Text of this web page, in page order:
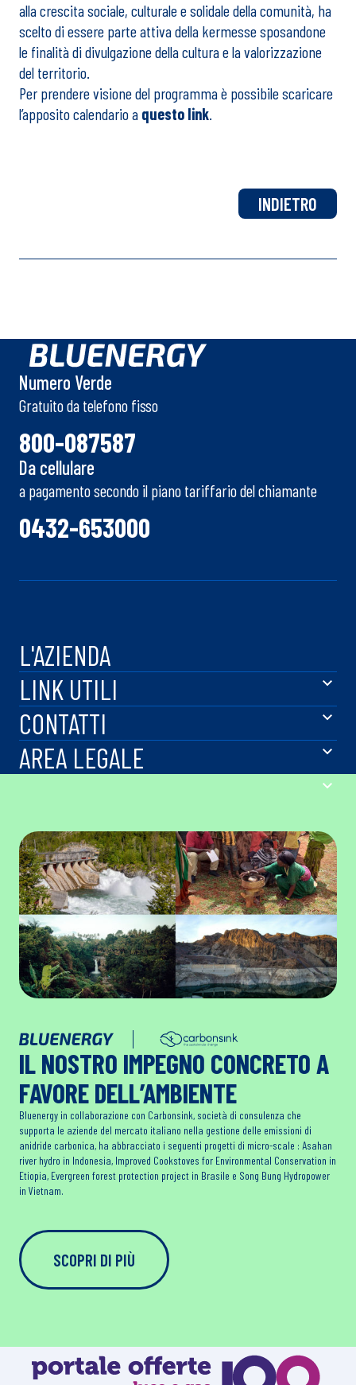
alla crescita sociale, culturale e solidale della comunità, ha
scelto di essere parte attiva della kermesse sposandone
le finalità di divulgazione della cultura e la valorizzazione
del territorio.
Per prendere visione del programma è possibile scaricare
l’apposito calendario a questo link.
INDIETRO
Numero Verde
Gratuito da telefono fisso
800-087587
Da cellulare
a pagamento secondo il piano tariffario del chiamante
0432-653000
L'AZIENDA
LINK UTILI
CONTATTI
AREA LEGALE
IL NOSTRO IMPEGNO CONCRETO A
FAVORE DELL’AMBIENTE
Bluenergy in collaborazione con Carbonsink, società di consulenza che
supporta le aziende del mercato italiano nella gestione delle emissioni di
anidride carbonica, ha abbracciato i seguenti progetti di micro-scale : Asahan
river hydro in Indonesia, Improved Cookstoves for Environmental Conservation in
Etiopia, Evergreen forest protection project in Brasile e Song Bung Hydropower
in Vietnam.
SCOPRI DI PIÙ